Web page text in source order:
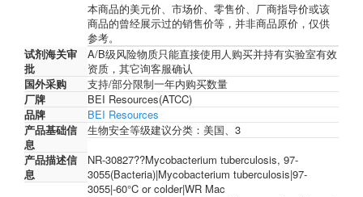
本商品的美元价、市场价、零售价、厂商指导价或该
商品的曾经展示过的销售价等，并非商品原价，仅供
参考。
试剂海关审
批
A/B级风险物质只能直接使用人购买并持有实验室有效
资质，其它询客服确认
国外采购
支持/部分限制一年内购买数量
厂牌
BEI Resources(ATCC)
品牌
BEI Resources
产品基础信
息
生物安全等级建议分类：美国、3
产品描述信
息
NR-30827??Mycobacterium tuberculosis, 97-
3055(Bacteria)|Mycobacterium tuberculosis|97-
3055|-60°C or colder|WR Mac